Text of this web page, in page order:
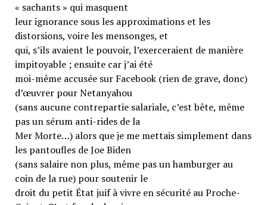
« sachants » qui masquent
leur ignorance sous les approximations et les
distorsions, voire les mensonges, et
qui, s’ils avaient le pouvoir, l’exerceraient de manière
impitoyable ; ensuite car j’ai été
moi-même accusée sur Facebook (rien de grave, donc)
d’œuvrer pour Netanyahou
(sans aucune contrepartie salariale, c’est bête, même
pas un sérum anti-rides de la
Mer Morte…) alors que je me mettais simplement dans
les pantoufles de Joe Biden
(sans salaire non plus, même pas un hamburger au
coin de la rue) pour soutenir le
droit du petit État juif à vivre en sécurité au Proche-